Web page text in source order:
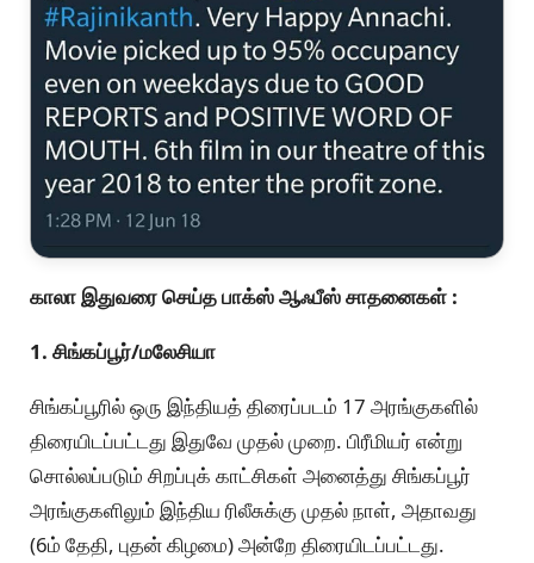
காலா இதுவரை செய்த பாக்ஸ் ஆஃபீஸ் சாதனைகள் :
1. சிங்கப்பூர்/மலேசியா
சிங்கப்பூரில் ஒரு இந்தியத் திரைப்படம் 17 அரங்குகளில்
திரையிடப்பட்டது இதுவே முதல் முறை. பிரீமியர் என்று
சொல்லப்படும் சிறப்புக் காட்சிகள் அனைத்து சிங்கப்பூர்
அரங்குகளிலும் இந்திய ரிலீசுக்கு முதல் நாள், அதாவது
(6ம் தேதி, புதன் கிழமை) அன்றே திரையிடப்பட்டது.